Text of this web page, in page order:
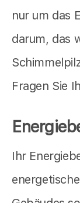
nur um das
darum, das
Fragen Sie
Ihr